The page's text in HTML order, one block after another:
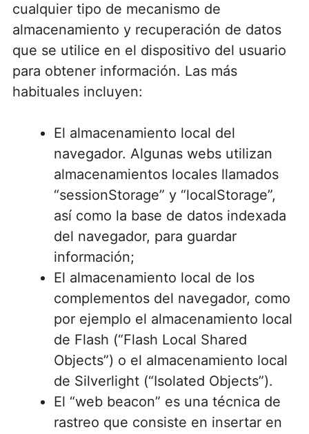
cualquier tipo de mecanismo de
almacenamiento y recuperación de datos
que se utilice en el dispositivo del usuario
para obtener información. Las más
habituales incluyen:
El almacenamiento local del
navegador. Algunas webs utilizan
almacenamientos locales llamados
“sessionStorage” y “localStorage”,
así como la base de datos indexada
del navegador, para guardar
información;
El almacenamiento local de los
complementos del navegador, como
por ejemplo el almacenamiento local
de Flash (“Flash Local Shared
Objects”) o el almacenamiento local
de Silverlight (“Isolated Objects”).
El “web beacon” es una técnica de
rastreo que consiste en insertar en